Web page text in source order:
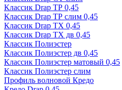
Классик Drap ТР 0,45
Классик Drap ТР слим 0,45
Классик Drap ТХ 0,45
Классик Drap ТХ дв 0,45
Классик Полиэстер
Классик Полиэстер дв 0,45
Классик Полиэстер матовый 0,45
Классик Полиэстер слим
Профиль волновой Кредо